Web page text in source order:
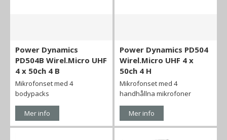
Power Dynamics
PD504B Wirel.Micro UHF
4 x 50ch 4 B
Mikrofonset med 4
bodypacks
Mer info
Power Dynamics PD504
Wirel.Micro UHF 4 x
50ch 4 H
Mikrofonset med 4
handhållna mikrofoner
Mer info